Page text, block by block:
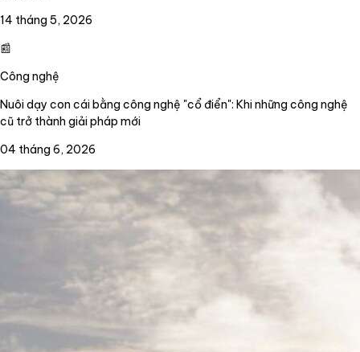
14 tháng 5, 2026
📰
Công nghệ
Nuôi dạy con cái bằng công nghệ "cổ điển": Khi những công nghệ
cũ trở thành giải pháp mới
04 tháng 6, 2026